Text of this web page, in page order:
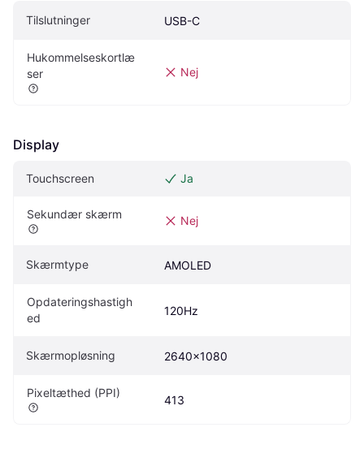
Tilslutninger USB-C
Hukommelseskortlæ
ser
Nej
Display
Touchscreen Ja
Sekundær skærm Nej
Skærmtype AMOLED
Opdateringshastigh
ed
120Hz
Skærmopløsning 2640x1080
Pixeltæthed (PPI)
413